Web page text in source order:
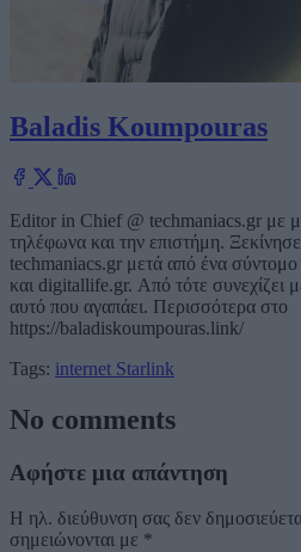
Baladis Koumpouras
Editor in Chief @ techmaniacs.gr με
τηλέφωνα και την επιστήμη.
techmaniacs.gr μετά από ένα
και digitallife.gr. Από τότε συνεχίζει
αυτό που αγαπάει. Περισσότερα στο
https://baladiskoumpouras.link/
Tags: internet Starlink
No comments
Αφήστε μια απάντηση
Η ηλ. διεύθυνση σας δεν
σημειώνονται με *